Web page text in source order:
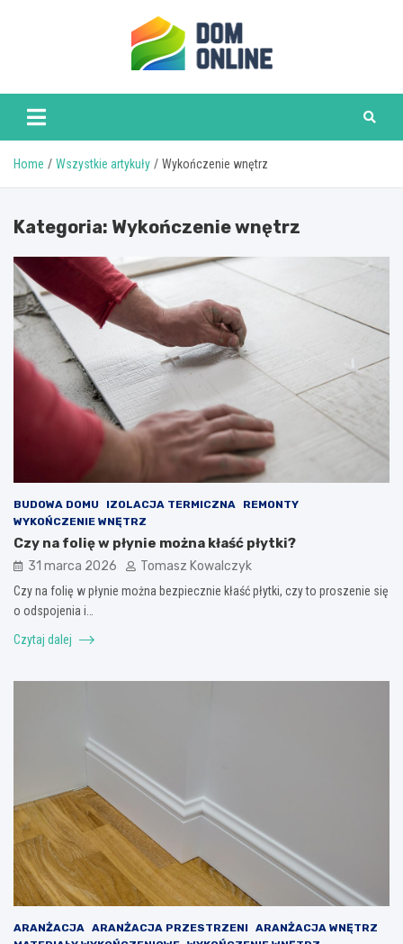
www.domonline.pl
Home Wszystkie artykuły Wykończenie wnętrz
Kategoria: Wykończenie wnętrz
BUDOWA DOMU IZOLACJA TERMICZNA
REMONTY
WYKOŃCZENIE WNĘTRZ
Czy na folię w płynie można kłaść płytki?
31 marca 2026 Tomasz Kowalczyk
Czy na folię w płynie można bezpiecznie kłaść płytki, czy to proszenie się
o odspojenia i…
Czytaj dalej
ARANŻACJA ARANŻACJA PRZESTRZENI
ARANŻACJA WNĘTRZ